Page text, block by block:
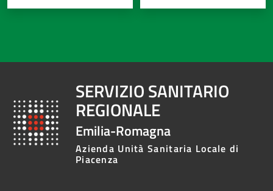
SERVIZIO SANITARIO
REGIONALE
Emilia-Romagna
Azienda Unità Sanitaria Locale di
Piacenza